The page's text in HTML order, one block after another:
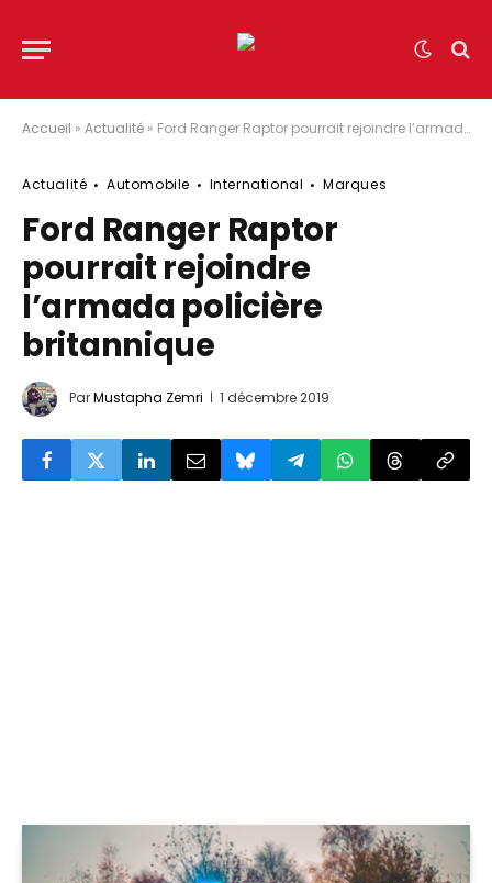
Accueil » Actualité » Ford Ranger Raptor pourrait rejoindre l’armada policière britannique
Actualité Automobile International Marques
Ford Ranger Raptor
pourrait rejoindre
l’armada policière
britannique
ParMustapha Zemri 1 décembre 2019